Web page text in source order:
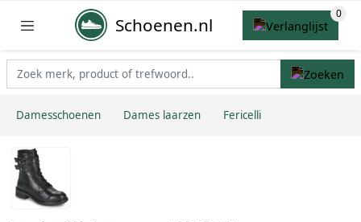
Schoenen.nl
Damesschoenen Dames laarzen Fericelli